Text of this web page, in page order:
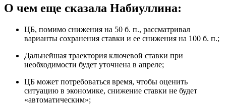
О чем еще сказала Набиуллина:
ЦБ, помимо снижения на 50 б. п., рассматривал
варианты сохранения ставки и ее снижения на 100 б. п.;
Дальнейшая траектория ключевой ставки при
необходимости будет уточнена в апреле;
ЦБ может потребоваться время, чтобы оценить
ситуацию в экономике, снижение ставки не будет
«автоматическим»;